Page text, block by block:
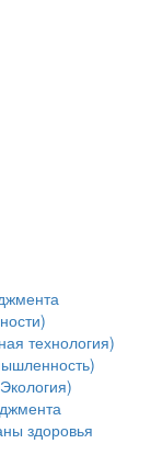
технология)
здоровья